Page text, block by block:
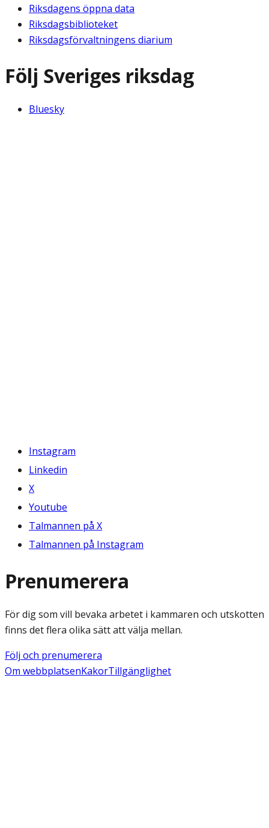
Riksdagens öppna data
Riksdagsbiblioteket
Riksdagsförvaltningens diarium
Följ Sveriges riksdag
Bluesky
Instagram
Linkedin
X
Youtube
Talmannen på X
Talmannen på Instagram
Prenumerera
För dig som vill bevaka arbetet i kammaren och utskotten
finns det flera olika sätt att välja mellan.
Följ och prenumerera
Om webbplatsenKakorTillgänglighet